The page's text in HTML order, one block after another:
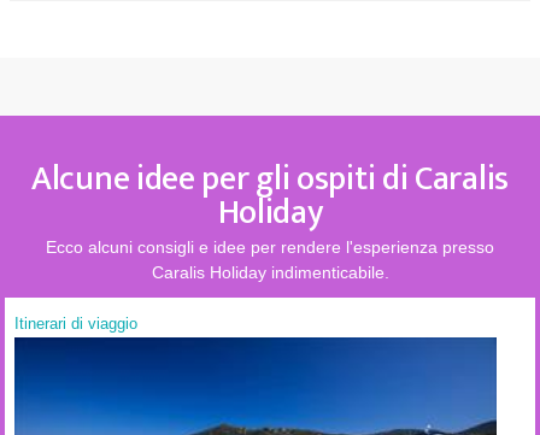
Alcune idee per gli ospiti di Caralis
Holiday
Ecco alcuni consigli e idee per rendere l'esperienza presso
Caralis Holiday indimenticabile.
Itinerari di viaggio